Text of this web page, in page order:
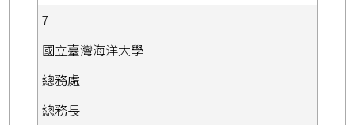
7
國立臺灣海洋大學
總務處
總務長